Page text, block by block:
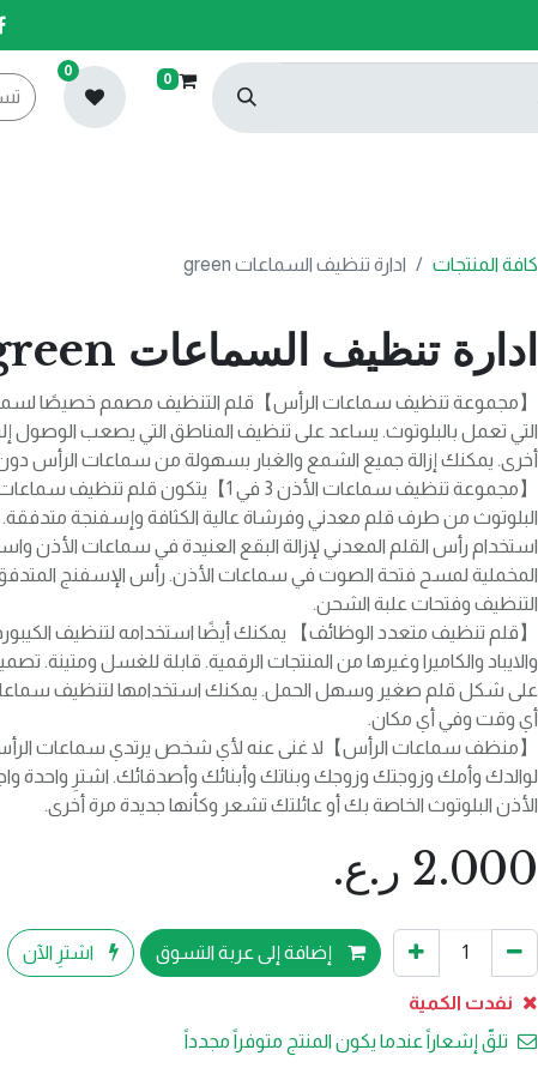
0
0
كافة المنتجات ادارة تنظيف السماعات green
ادارة تنظيف السماعات green
【مجموعة تنظيف سماعات الرأس】قلم التنظيف مصمم خصيصًا
التي تعمل بالبلوتوث. يساعد على تنظيف المناطق التي يصعب الوصول
أخرى. يمكنك إزالة جميع الشمع والغبار بسهولة من سماعات الرأس
【مجموعة تنظيف سماعات الأذن 3 في 1】يتكون قلم
البلوتوث من طرف قلم معدني وفرشاة عالية الكثافة وإسفنجة
استخدام رأس القلم المعدني لإزالة البقع العنيدة في سماعات الأذن
المخملية لمسح فتحة الصوت في سماعات الأذن. رأس الإسفنج
التنظيف وفتحات علبة الشحن.
【قلم تنظيف متعدد الوظائف】 يمكنك أيضًا استخدامه لتنظيف
والايباد والكاميرا وغيرها من المنتجات الرقمية. قابلة للغسل ومتينة.
على شكل قلم صغير وسهل الحمل. يمكنك استخدامها لتنظيف
أي وقت وفي أي مكان.
【منظف سماعات الرأس】لا غنى عنه لأي شخص يرتدي سماعات
لوالدك وأمك وزوجتك وزوجك وبناتك وأبنائك وأصدقائك. اشترِ واحدة
الأذن البلوتوث الخاصة بك أو عائلتك تشعر وكأنها جديدة مرة أخرى.
2.000 ر.ع.
إضافة إلى عربة التسوق اشترِ الآن
نفدت الكمية
تلقّ إشعاراً عندما يكون المنتج متوفراً مجدداً